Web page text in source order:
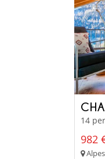
14
982
Alpes